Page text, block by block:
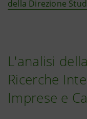
della Direzione
L'analisi
Ricerche
Imprese e